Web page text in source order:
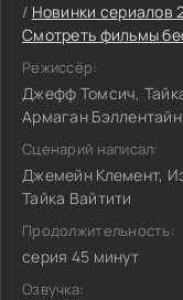
/ Новинки сериалов
Смотреть фильмы
Режиссёр:
Джефф Томсич,
Армаган Бэллентайн
Сценарий написал:
Джемейн Клемент,
Тайка Вайтити
Продолжительность:
серия 45 минут
Озвучка: